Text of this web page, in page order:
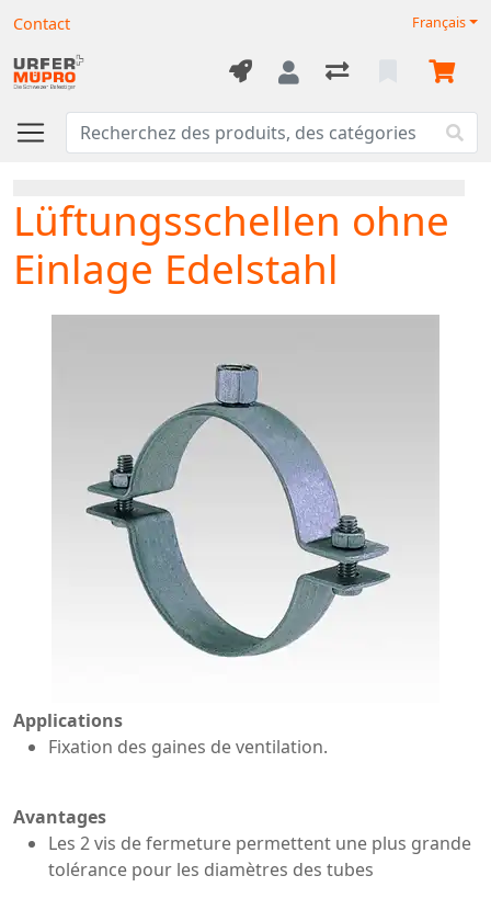
Contact Français
Lüftungsschellen ohne
Einlage Edelstahl
Applications
Fixation des gaines de ventilation.
Avantages
Les 2 vis de fermeture permettent une plus grande
tolérance pour les diamètres des tubes